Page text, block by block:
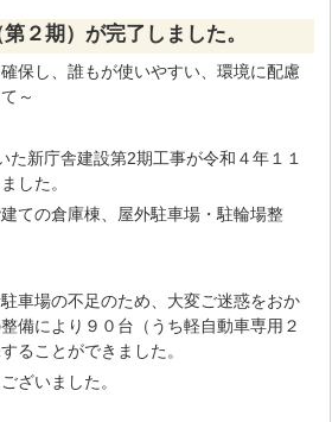
２期）が完了しました。
保し、誰もが使いやすい、環境に配慮
～
た新庁舎建設第2期工事が令和４年１１
した。
建ての倉庫棟、屋外駐車場・駐輪場整
車場の不足のため、大変ご迷惑をおか
備により９０台（うち軽自動車専用２
ることができました。
ざいました。